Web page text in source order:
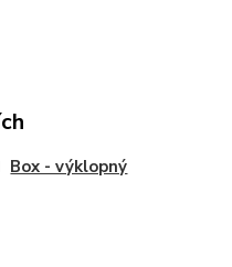
Box - výklopný